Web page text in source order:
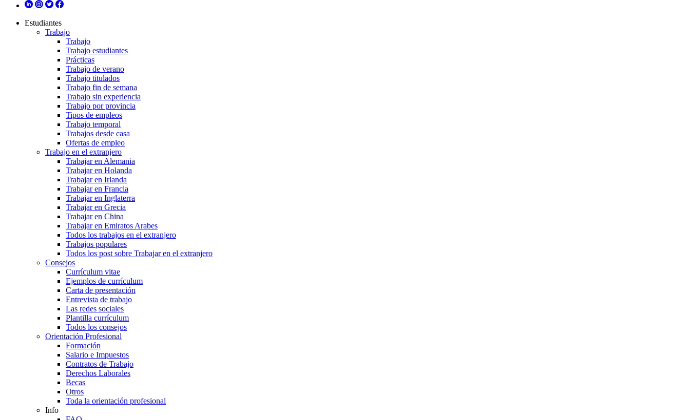
Estudiantes
Trabajo
Trabajo
Trabajo estudiantes
Prácticas
Trabajo de verano
Trabajo titulados
Trabajo fin de semana
Trabajo sin experiencia
Trabajo por provincia
Tipos de empleos
Trabajo temporal
Trabajos desde casa
Ofertas de empleo
Trabajo en el extranjero
Trabajar en Alemania
Trabajar en Holanda
Trabajar en Irlanda
Trabajar en Francia
Trabajar en Inglaterra
Trabajar en Grecia
Trabajar en China
Trabajar en Emiratos Arabes
Todos los trabajos en el extranjero
Trabajos populares
Todos los post sobre Trabajar en el extranjero
Consejos
Currículum vitae
Ejemplos de currículum
Carta de presentación
Entrevista de trabajo
Las redes sociales
Plantilla currículum
Todos los consejos
Orientación Profesional
Formación
Salario e Impuestos
Contratos de Trabajo
Derechos Laborales
Becas
Otros
Toda la orientación profesional
Info